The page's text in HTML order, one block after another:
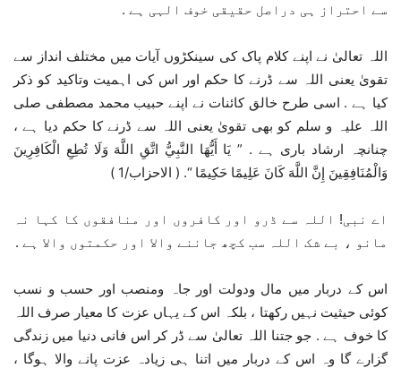
سے احتراز ہی دراصل حقیقی خوف الہی ہے .
اللہ تعالیٰ نے اپنے کلام پاک کی سینکڑوں آیات میں مختلف انداز سے
تقویٰ یعنی اللہ سے ڈرنے کا حکم اور اس کی اہمیت وتاکید کو ذکر
کیا ہے . اسی طرح خالق کائنات نے اپنے حبیب محمد مصطفی صلی
اللہ علیہ و سلم کو بھی تقویٰ یعنی اللہ سے ڈرنے کا حکم دیا ہے ،
چنانچہ ارشاد باری ہے . ” يَا أَيُّهَا النَّبِيُّ اتَّقِ اللَّهَ وَلَا تُطِعِ الْكَافِرِينَ
وَالْمُنَافِقِينَ إِنَّ اللَّهَ كَانَ عَلِيمًا حَكِيمًا “. ( الاحزاب/1 )
اے نبی! اللہ سے ڈرو اور کافروں اور منافقوں کا کہا نہ
مانو ، بے شک اللہ سب کچھ جاننے والا اور حکمتوں والا ہے .
اس کے دربار میں مال ودولت اور جاہ ومنصب اور حسب و نسب
کوئی حیثیت نہیں رکھتا ، بلکہ اس کے یہاں عزت کا معیار صرف اللہ
کا خوف ہے . جو جتنا اللہ تعالیٰ سے ڈر کر اس فانی دنیا میں زندگی
گزارے گا وہ اس کے دربار میں اتنا ہی زیادہ عزت پانے والا ہوگا ،